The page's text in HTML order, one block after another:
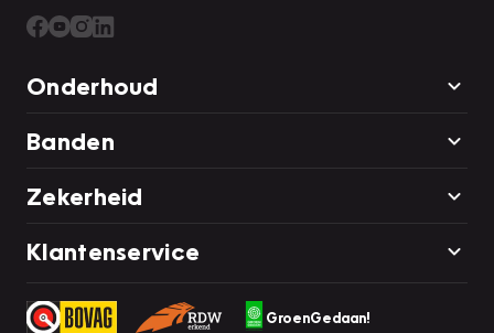
Onderhoud
Banden
Zekerheid
Klantenservice
GroenGedaan!